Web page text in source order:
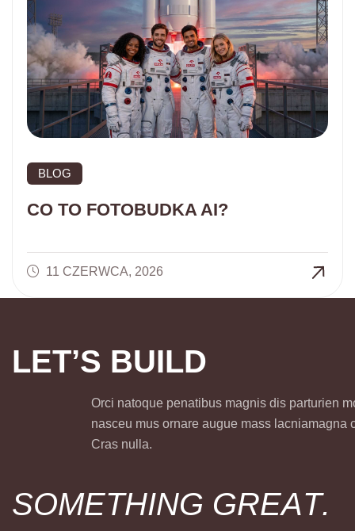
BLOG
CO TO FOTOBUDKA AI?
11 CZERWCA, 2026
LET’S BUILD
Orci natoque penatibus magnis dis parturien
nasceu mus ornare augue mass lacniamagna
Cras nulla.
SOMETHING GREAT.